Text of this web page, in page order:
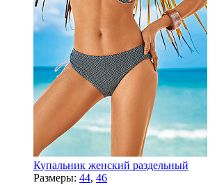
Купальник женский раздельный
Размеры: 44, 46